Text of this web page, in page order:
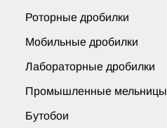
Роторные дробилки
Мобильные дробилки
Лабораторные дробилки
Промышленные мельницы
Бутобои